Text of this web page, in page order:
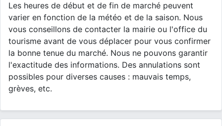
Les heures de début et de fin de marché peuvent
varier en fonction de la météo et de la saison. Nous
vous conseillons de contacter la mairie ou l'office du
tourisme avant de vous déplacer pour vous confirmer
la bonne tenue du marché. Nous ne pouvons garantir
l'exactitude des informations. Des annulations sont
possibles pour diverses causes : mauvais temps,
grèves, etc.